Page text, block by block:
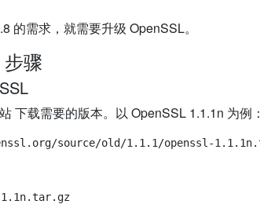
的需求，就需要升级 OpenSSL。
骤
下载需要的版本。以 OpenSSL 1.1.1n 为例：